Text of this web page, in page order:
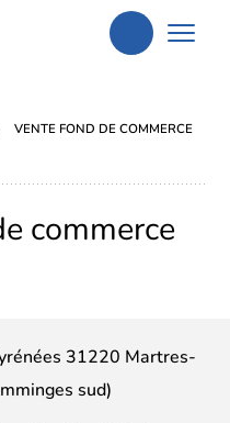
Aller
VENTE FOND DE COMMERCE
commerce
31220 Martres-
sud)